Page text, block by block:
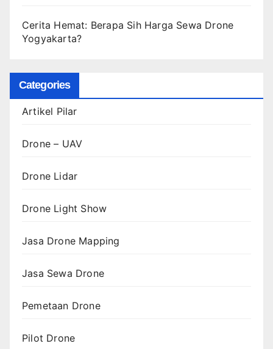
Cerita Hemat: Berapa Sih Harga Sewa Drone
Yogyakarta?
Categories
Artikel Pilar
Drone – UAV
Drone Lidar
Drone Light Show
Jasa Drone Mapping
Jasa Sewa Drone
Pemetaan Drone
Pilot Drone